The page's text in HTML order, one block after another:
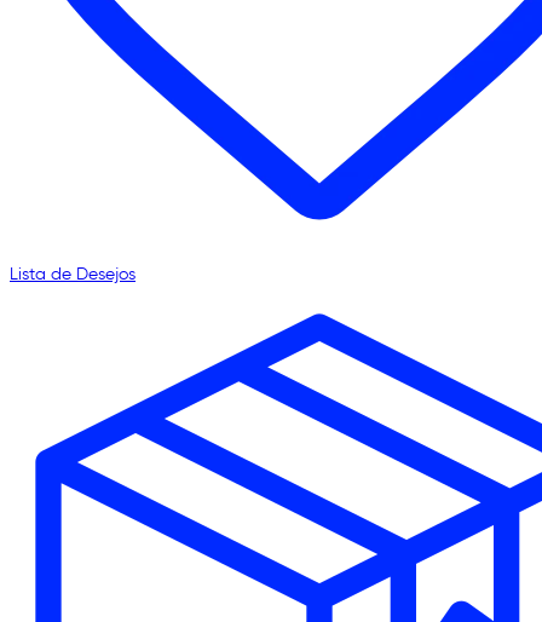
Lista de Desejos